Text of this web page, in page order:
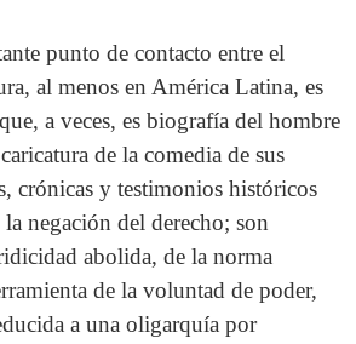
punto de contacto entre el
al menos en América Latina, es
a veces, es biografía del hombre
de la comedia de sus
crónicas y testimonios históricos
negación del derecho; son
abolida, de la norma
de la voluntad de poder,
a una oligarquía por